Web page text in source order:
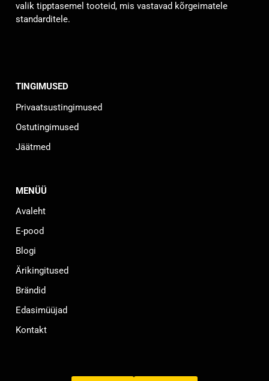
valik tipptasemel tooteid, mis vastavad kõrgeimatele
standarditele.
TINGIMUSED
Privaatsustingimused
Ostutingimused
Jäätmed
MENÜÜ
Avaleht
E-pood
Blogi
Ärikingitused
Brändid
Edasimüüjad
Kontakt